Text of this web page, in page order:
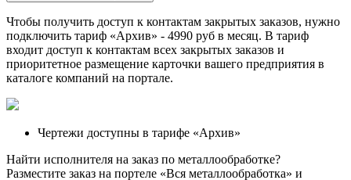
Чтобы получить доступ к контактам закрытых заказов, нужно
подключить тариф «Архив» - 4990 руб в месяц. В тариф
входит доступ к контактам всех закрытых заказов и
приоритетное размещение карточки вашего предприятия в
каталоге компаний на портале.
Чертежи доступны в тарифе «Архив»
Найти исполнителя на заказ по металлообработке?
Разместите заказ на портеле «Вся металлообработка» и